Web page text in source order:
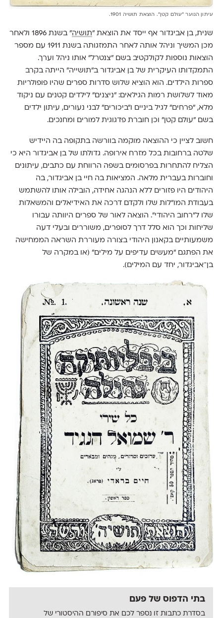
עיתון הנוער ״עולם קטן״. הוצאת תושיה 1901.
שנית, בן אביגדור אף ייסד את הוצאת ״תושיה
״ בשנת 1896 ולאחר
מכן המשיך וניהל אותה לאחר התמזגותה בשנת 1911 עם מספר
הוצאות נוספות לקולקטיב בשם ״צנטרל״ אותו ניהל וערך.
התמקדותו העיקרית של בן אביגדור ב״תושייה״ הייתה בקרב
ספרות הילדים. הוא הוציא שלוש סדרות ספרים שהיו פופולריות
מאוד לשלושת רמות הגילאים: ״ניצנים״ לילדים קטנים עם ניקוד
מלא, ״פרחים״ לגיל ביניים ו״ביכורים״ לבני נעורים, עיתון ילדים
בשם ״עולם קטן״ וכן חוברת פדגוגית למורים ומחנכים.
חשוב לציין כי ההוצאה מוקמה בוורשה בתקופה בה היידיש
שלטה ברחובות בכל מזרח אירופה. גדולתו של בן אביגדור היא כי
הצליח להתחרות בפרסומים בשפה הרווחת עם כתבים, עיתונים
וחוברות בעברית מלאה. המציאות בה חיי בן אביגדור, בה
היהודים היו פזורים ללא הנהגה אחידה, הובילה אותו להשתמש
בעבודת המו״לות שלו ולקדם דרכה את האידיאלים והמשאלות
שלו ל״רחוב היהודי״. הוצאה לאור של ספרים היוותה עבורו
שליחות וכך הוא סלל דרך לסופרים, משוררים ובעלי דעה
משמעותיים בקאנון היהודי בצורה מעוררת השראה הממחישה
את הפתגם ״מעשים עדיפים על מילים״ (או במקרה של
בן־אביגדור, יחד עם המילים).
בתי הדפוס של פעם
בסדרת כתבות זו נספר לכם את סיפורם ההיסטורי של